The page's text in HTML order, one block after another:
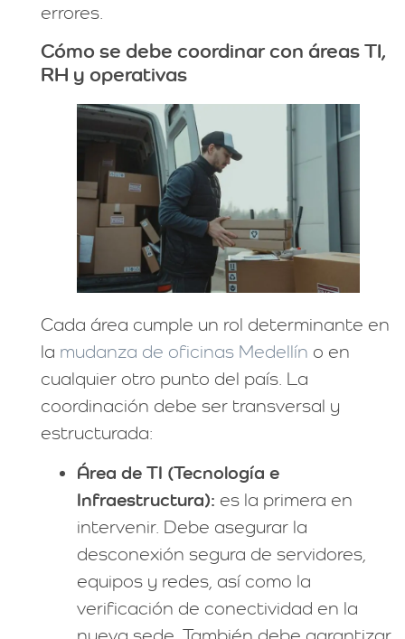
errores.
Cómo se debe coordinar con áreas TI,
RH y operativas
Cada área cumple un rol determinante en
la mudanza de oficinas Medellín o en
cualquier otro punto del país. La
coordinación debe ser transversal y
estructurada:
Área de TI (Tecnología e
Infraestructura): es la primera en
intervenir. Debe asegurar la
desconexión segura de servidores,
equipos y redes, así como la
verificación de conectividad en la